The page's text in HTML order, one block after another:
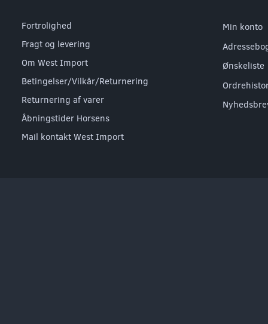
Fortrolighed
Fragt og levering
Om West Import
Betingelser/Vilkår/Returnering
Returnering af varer
Åbningstider Horsens
Mail kontakt West Import
Min konto
Ønskeliste